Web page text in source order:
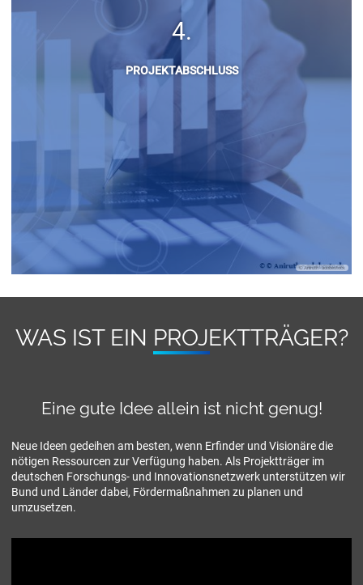
PROJEKTABSCHLUSS
© Aniruth - adobestock
WAS IST EIN PRO­JEKT­TRÄ­GER?
Eine gute Idee allein ist nicht genug!
Neue Ideen gedeihen am besten, wenn Erfinder und Visionäre die
nötigen Ressourcen zur Verfügung haben. Als Projektträger im
deutschen Forschungs- und Innovationsnetzwerk unterstützen wir
Bund und Länder dabei, Fördermaßnahmen zu planen und
umzusetzen.